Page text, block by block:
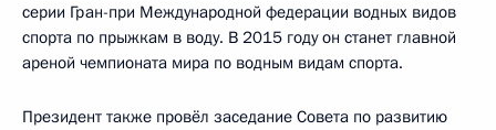
серии Гран-при Международной федерации водных видов
спорта по прыжкам в воду. В 2015 году он станет главной
ареной чемпионата мира по водным видам спорта.
Президент также провёл заседание Совета по развитию